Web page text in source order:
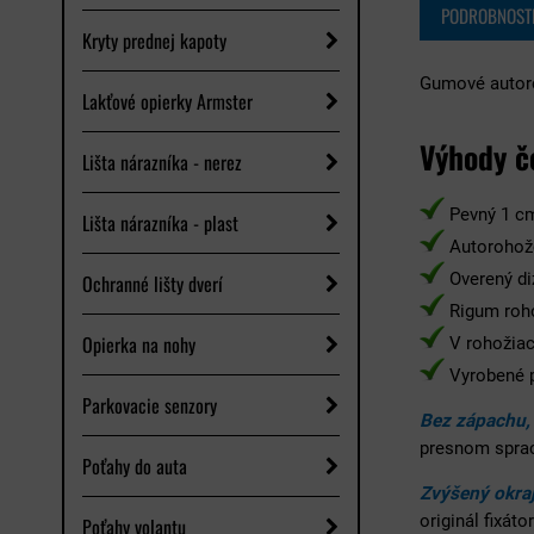
Kryty prednej kapoty
Lakťové opierky Armster
Lišta nárazníka - nerez
Lišta nárazníka - plast
Ochranné lišty dverí
Opierka na nohy
Parkovacie senzory
Poťahy do auta
Poťahy volantu
PODROBNOSTI
Gumové
Výhody
Pevný 1
Overený
Rigum
V
Vyrobené
Bez
presnom
Zvýšený
originál